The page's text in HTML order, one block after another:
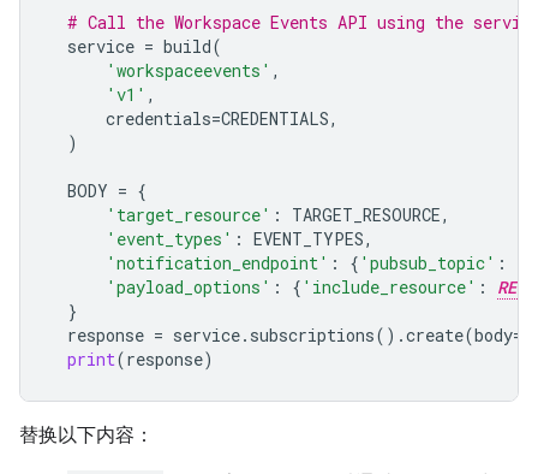
# Call the Workspace Events API using the
service = build(
'workspaceevents' ,
'v1' ,
credentials=CREDENTIALS,
)
BODY = {
'target_resource' : TARGET_RESOURCE,
'event_types' : EVENT_TYPES,
'notification_endpoint' : { 'pubsub_topic' :
'payload_options' : { 'include_resource' :
}
response = service. subscriptions() .create(body=
print(response)
替换以下内容：